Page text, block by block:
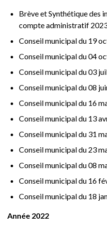
Brève et Synthétique des
compte administratif
Conseil municipal du 19
Conseil municipal du 04
Conseil municipal du 03
Conseil municipal du 08
Conseil municipal du 16
Conseil municipal du 13
Conseil municipal du 31
Conseil municipal du 23
Conseil municipal du 08
Conseil municipal du 16
Conseil municipal du 18
Année 2022